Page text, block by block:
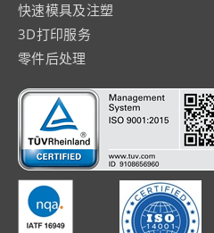
快速模具及注塑
3D打印服务
零件后处理